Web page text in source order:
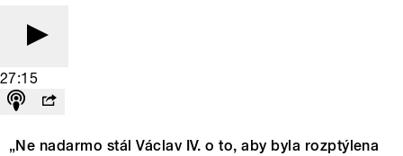
27:15
„Ne nadarmo stál Václav IV. o to, aby byla rozptýlena